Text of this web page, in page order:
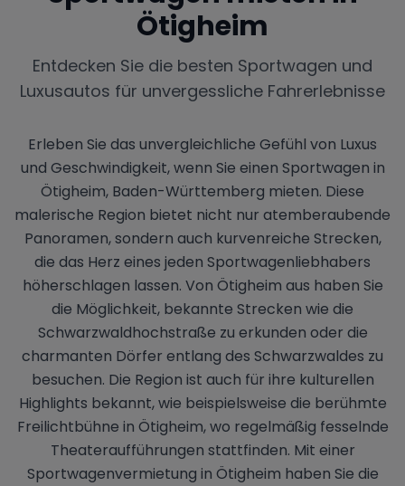
Ötigheim
Entdecken Sie die besten Sportwagen und
Luxusautos für unvergessliche Fahrerlebnisse
Erleben Sie das unvergleichliche Gefühl von Luxus
und Geschwindigkeit, wenn Sie einen Sportwagen in
Ötigheim, Baden-Württemberg mieten. Diese
malerische Region bietet nicht nur atemberaubende
Panoramen, sondern auch kurvenreiche Strecken,
die das Herz eines jeden Sportwagenliebhabers
höherschlagen lassen. Von Ötigheim aus haben Sie
die Möglichkeit, bekannte Strecken wie die
Schwarzwaldhochstraße zu erkunden oder die
charmanten Dörfer entlang des Schwarzwaldes zu
besuchen. Die Region ist auch für ihre kulturellen
Highlights bekannt, wie beispielsweise die berühmte
Freilichtbühne in Ötigheim, wo regelmäßig fesselnde
Theateraufführungen stattfinden. Mit einer
Sportwagenvermietung in Ötigheim haben Sie die